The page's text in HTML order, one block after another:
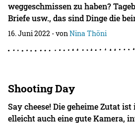
weggeschmissen zu haben?
Briefe usw., das sind Dinge die
16. Juni 2022 - vonNina Thöni
Shooting Day
Say cheese! Die geheime Zutat
elleicht auch eine gute Kamera,